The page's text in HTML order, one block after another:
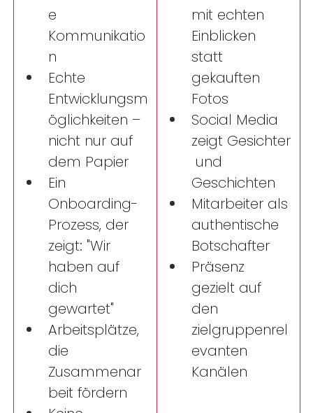
e
Kommunikatio
n
Echte
Entwicklungsm
öglichkeiten –
nicht nur auf
dem Papier
Ein
Onboarding-
Prozess, der
zeigt: "Wir
haben auf
dich
gewartet"
Arbeitsplätze,
die
Zusammenar
beit fördern
mit echten
Einblicken
statt
gekauften
Fotos
Social Media
zeigt Gesichter
und
Geschichten
Mitarbeiter als
authentische
Botschafter
Präsenz
gezielt auf
den
zielgruppenrel
evanten
Kanälen